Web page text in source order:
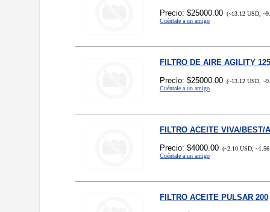
Precio: $25000.00 (~13.12 USD,
Cuéntale a un amigo
FILTRO DE AIRE AGILITY 125
Precio: $25000.00 (~13.12 USD,
Cuéntale a un amigo
FILTRO ACEITE VIVA/BEST/
Precio: $4000.00 (~2.10 USD,
Cuéntale a un amigo
FILTRO ACEITE PULSAR 200